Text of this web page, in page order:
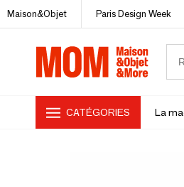
Maison&Objet Paris Design Week
CATÉGORIES La